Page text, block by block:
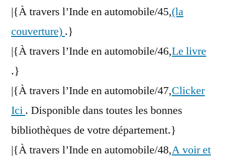
|{À travers l’Inde en automobile/45,(la
couverture) .}
|{À travers l’Inde en automobile/46,Le livre
.}
|{À travers l’Inde en automobile/47,Clicker
Ici . Disponible dans toutes les bonnes
bibliothèques de votre département.}
|{À travers l’Inde en automobile/48,A voir et